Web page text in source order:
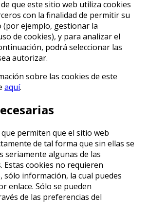
que este sitio web utiliza cookies
con la finalidad de permitir su
ejemplo, gestionar la
de cookies), y para analizar el
podrá seleccionar las
autorizar.
sobre las cookies de este
aquí.
permiten que el sitio web
de tal forma que sin ellas se
seriamente algunas de las
Estas cookies no requieren
sólo información, la cual puedes
enlace. Sólo se pueden
de las preferencias del